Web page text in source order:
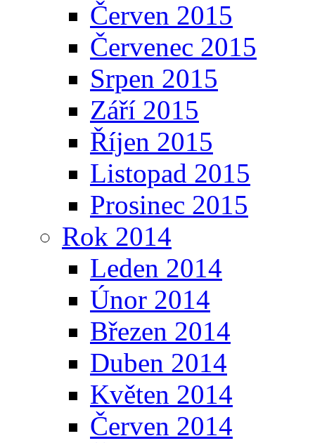
Červen 2015
Červenec 2015
Srpen 2015
Září 2015
Říjen 2015
Listopad 2015
Prosinec 2015
Rok 2014
Leden 2014
Únor 2014
Březen 2014
Duben 2014
Květen 2014
Červen 2014